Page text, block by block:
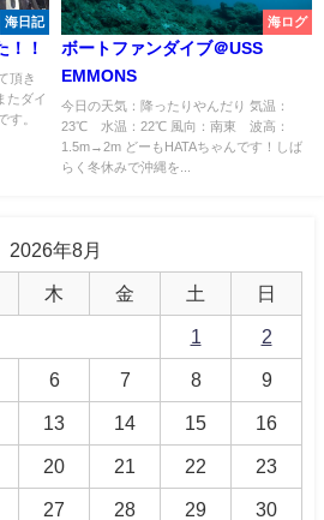
海日記
！！
頂き
たダイ
す。
海ログ
ボートファンダイブ＠USS
EMMONS
今日の天気：降ったりやんだり 気温：
23℃ 水温：22℃ 風向：南東 波高：
1.5m→2m どーもHATAちゃんです！しば
らく冬休みで沖縄を...
2026年8月
木 金 土 日
1 2
6 7 8 9
13 14 15 16
20 21 22 23
27 28 29 30